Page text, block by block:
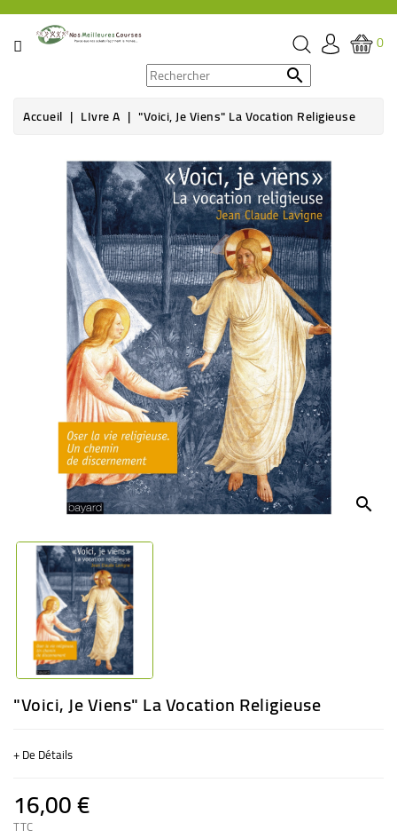
CATÉGORIE
ÉPICERIE
BOISSON
HYGIÈNE
CULTUREL
0

Accueil LIvre A "Voici, Je Viens" La Vocation Religieuse
search
"Voici, Je Viens" La Vocation Religieuse
+ De Détails
16,00 €
TTC